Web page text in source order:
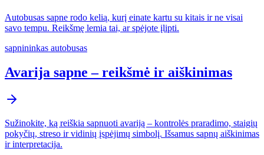
Autobusas sapne rodo kelią, kurį einate kartu su kitais ir ne visai
savo tempu. Reikšmę lemia tai, ar spėjote įlipti.
sapnininkas autobusas
Avarija sapne – reikšmė ir aiškinimas
Sužinokite, ką reiškia sapnuoti avariją – kontrolės praradimo, staigių
pokyčių, streso ir vidinių įspėjimų simbolį. Išsamus sapnų aiškinimas
ir interpretacija.